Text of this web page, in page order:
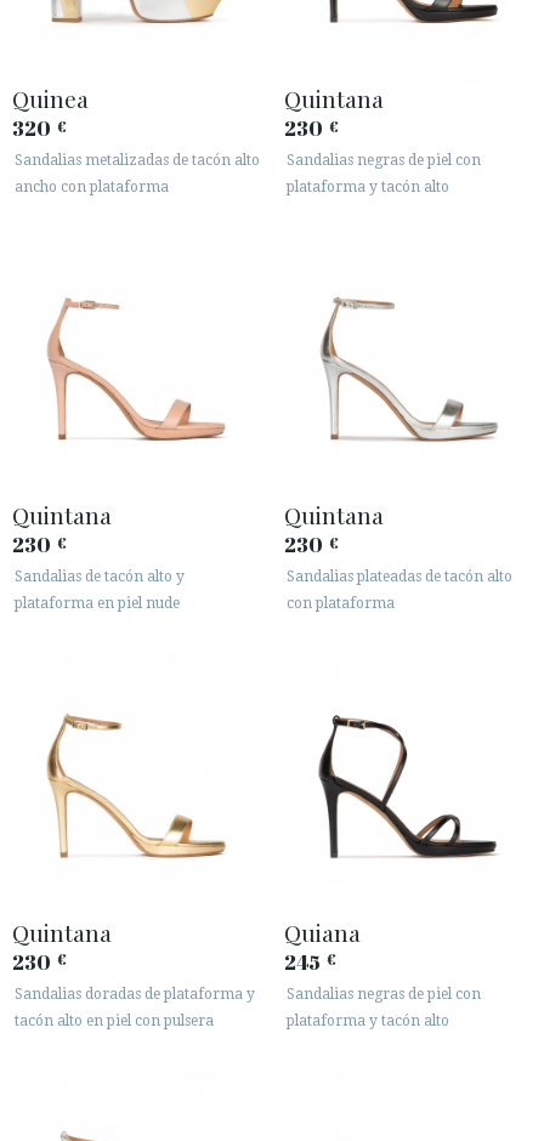
Quinea
320 €
Sandalias metalizadas de tacón alto
ancho con plataforma
Quintana
230 €
Sandalias negras de piel con
plataforma y tacón alto
Quintana
230 €
Sandalias de tacón alto y
plataforma en piel nude
Quintana
230 €
Sandalias plateadas de tacón alto
con plataforma
Quintana
230 €
Sandalias doradas de plataforma y
tacón alto en piel con pulsera
Quiana
245 €
Sandalias negras de piel con
plataforma y tacón alto